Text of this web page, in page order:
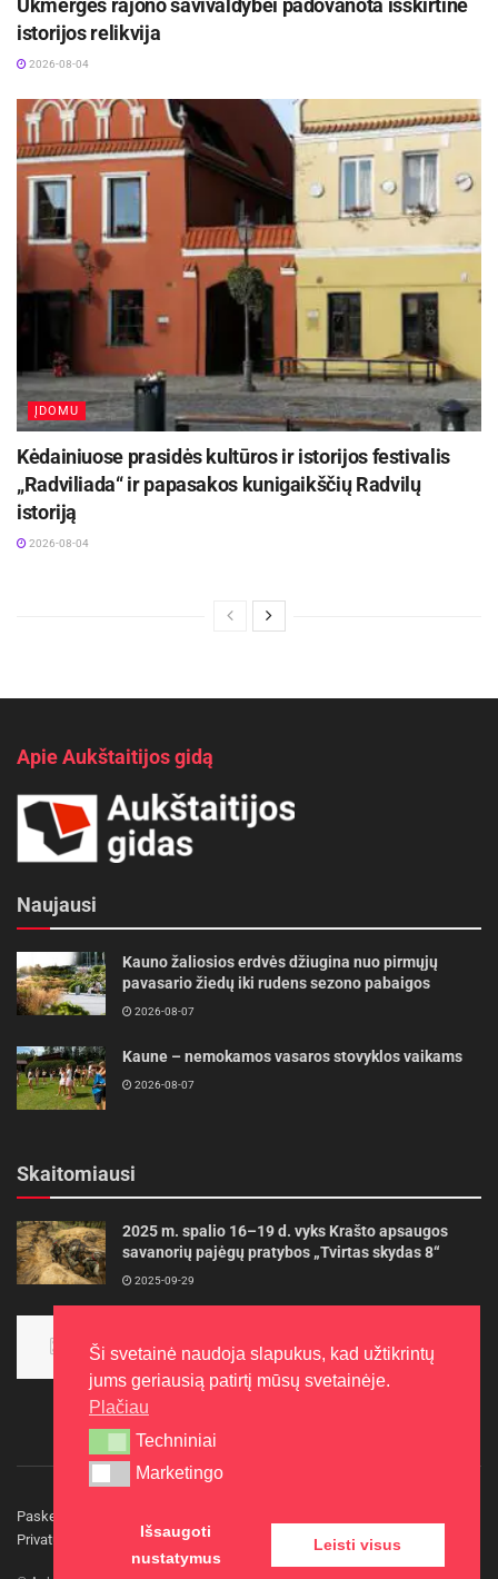
Ukmergės rajono savivaldybei padovanota išskirtinė
istorijos relikvija
2026-08-04
ĮDOMU
Kėdainiuose prasidės kultūros ir istorijos festivalis
„Radviliada“ ir papasakos kunigaikščių Radvilų
istoriją
2026-08-04
Apie Aukštaitijos gidą
Naujausi
Kauno žaliosios erdvės džiugina nuo pirmųjų
pavasario žiedų iki rudens sezono pabaigos
2026-08-07
Kaune – nemokamos vasaros stovyklos vaikams
2026-08-07
Skaitomiausi
2025 m. spalio 16–19 d. vyks Krašto apsaugos
savanorių pajėgų pratybos „Tvirtas skydas 8“
2025-09-29
aukso
2015-10-30
Paskelbkite naujieną
Privatumo politika
Kontaktai
Ši svetainė naudoja slapukus, kad užtikrintų
jums geriausią patirtį mūsų svetainėje.
Plačiau
Techniniai
Techniniai
Marketingo
Marketingo
Išsaugoti
nustatymus
Leisti visus